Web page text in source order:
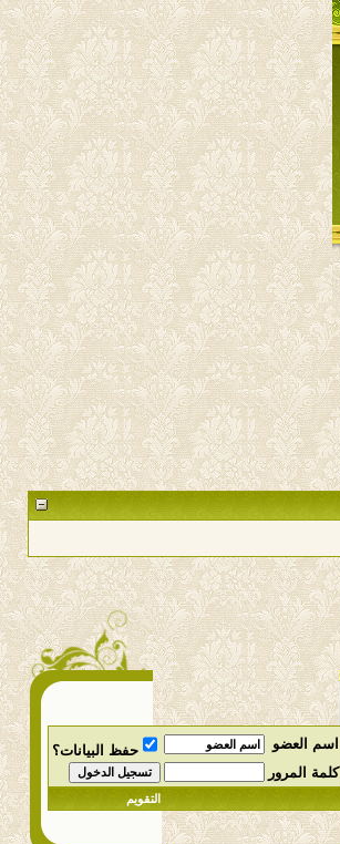
اسم العضو
حفظ البيانات؟
كلمة المرور
التقويم